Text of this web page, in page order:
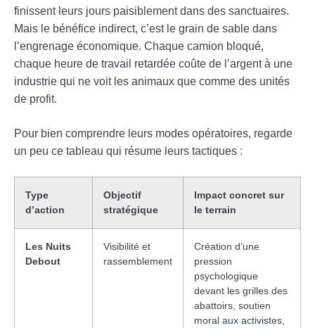
finissent leurs jours paisiblement dans des sanctuaires.
Mais le bénéfice indirect, c’est le grain de sable dans
l’engrenage économique. Chaque camion bloqué,
chaque heure de travail retardée coûte de l’argent à une
industrie qui ne voit les animaux que comme des unités
de profit.
Pour bien comprendre leurs modes opératoires, regarde
un peu ce tableau qui résume leurs tactiques :
Type
d’action
Objectif
stratégique
Impact concret sur
le terrain
Les Nuits
Debout
Visibilité et
rassemblement
Création d’une
pression
psychologique
devant les grilles des
abattoirs, soutien
moral aux activistes,